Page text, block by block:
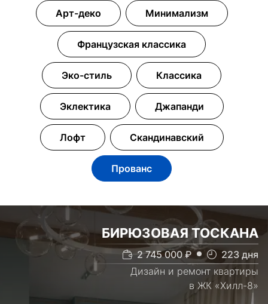
Арт-деко Минимализм
Французская классика
Эко-стиль Классика
Эклектика Джапанди
Лофт Скандинавский
Прованс
БИРЮЗОВАЯ ТОСКАНА
2 745 000 ₽ 223 дня
Дизайн и ремонт квартиры
в ЖК «Хилл-8»